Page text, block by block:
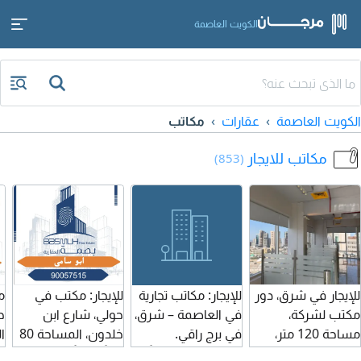
الكويت العاصمة
الكويت العاصمة عقارات مكاتب
مكاتب للايجار (853)
للإيجار في شرق، دور
مكتب لشركة،
مساحة 120 متر،
نظيف ومقسم
للإيجار: مكاتب تجارية
في العاصمة – شرق،
في برج راقي.
المساحة 120 متراً
للإيجار: مكتب في
حولي، شارع ابن
خلدون، المساحة 80
متراً مربعاً، الدور